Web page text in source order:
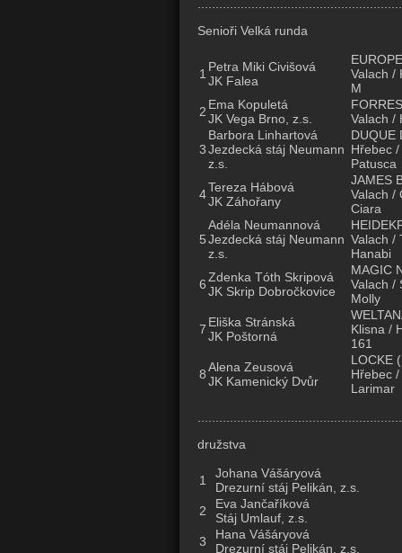
Senioři Velká runda
1 Petra Miki Civišová
JK Falea
Valach /
M
2 Ema Kopuletá
JK Vega Brno, z.s.
Valach /
3
Barbora Linhartová
Jezdecká stáj Neumann
z.s.
DUQUE
Hřebec
Patusca
4Tereza Hábová
JK Záhořany
JAMES
Valach /
Ciara
5
Adéla Neumannová
Jezdecká stáj Neumann
z.s.
Valach /
Hanabi
6Zdenka Tóth Skripová
JK Skrip Dobročkovice
MAGIC
Valach /
Molly
7 Eliška Stránská
JK Poštorná
Klisna /
161
8Alena Zeusová
JK Kamenický Dvůr
LOCKE
Hřebec
Larimar
družstva
1
Johana Vášáryová
Drezurní stáj Pelikán, z.s.
2
Eva Jančaříková
Stáj Umlauf, z.s.
3
Hana Vášáryová
Drezurní stáj Pelikán, z.s.